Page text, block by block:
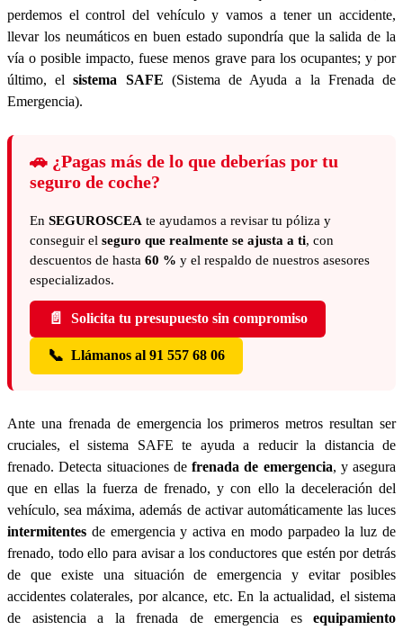
perdemos el control del vehículo y vamos a tener un accidente,
llevar los neumáticos en buen estado supondría que la salida de la
vía o posible impacto, fuese menos grave para los ocupantes; y por
último, elsistema SAFE (Sistema de Ayuda a la Frenada de
Emergencia).
🚗 ¿Pagas más de lo que deberías por tu
seguro de coche?
En SEGUROSCEA te ayudamos a revisar tu póliza y
conseguir el seguro que realmente se ajusta a ti, con
descuentos de hasta 60 % y el respaldo de nuestros asesores
especializados.
📄 Solicita tu presupuesto sin compromiso
📞 Llámanos al 91 557 68 06
Ante una frenada de emergencia los primeros metros resultan ser
cruciales, el sistema SAFE te ayuda a reducir la distancia de
frenado.Detecta situaciones de frenada de emergencia, y asegura
que en ellas la fuerza de frenado, y con ello la deceleración del
vehículo, sea máxima, además de activar automáticamente las luces
intermitentes de emergencia y activa en modo parpadeo la luz de
frenado, todo ello para avisar a los conductores que estén por detrás
de que existe una situación de emergencia y evitar posibles
accidentes colaterales, por alcance, etc.En la actualidad, el sistema
de asistencia a la frenada de emergencia es equipamiento